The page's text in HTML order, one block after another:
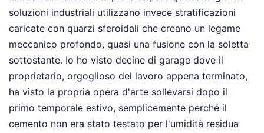
soluzioni industriali utilizzano invece stratificazioni
caricate con quarzi sferoidali che creano un legame
meccanico profondo, quasi una fusione con la soletta
sottostante. Io ho visto decine di garage dove il
proprietario, orgoglioso del lavoro appena terminato,
ha visto la propria opera d'arte sollevarsi dopo il
primo temporale estivo, semplicemente perché il
cemento non era stato testato per l'umidità residua